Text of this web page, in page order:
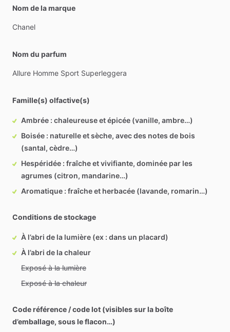
Nom de la marque
Chanel
Nom du parfum
Allure Homme Sport Superleggera
Famille(s) olfactive(s)
Ambrée : chaleureuse et épicée (vanille, ambre…)
Boisée : naturelle et sèche, avec des notes de bois
(santal, cèdre…)
Hespéridée : fraîche et vivifiante, dominée par les
agrumes (citron, mandarine…)
Aromatique : fraîche et herbacée (lavande, romarin…)
Conditions de stockage
À l’abri de la lumière (ex : dans un placard)
À l’abri de la chaleur
Exposé à la lumière
Exposé à la chaleur
Code référence / code lot (visibles sur la boîte
d’emballage, sous le flacon…)